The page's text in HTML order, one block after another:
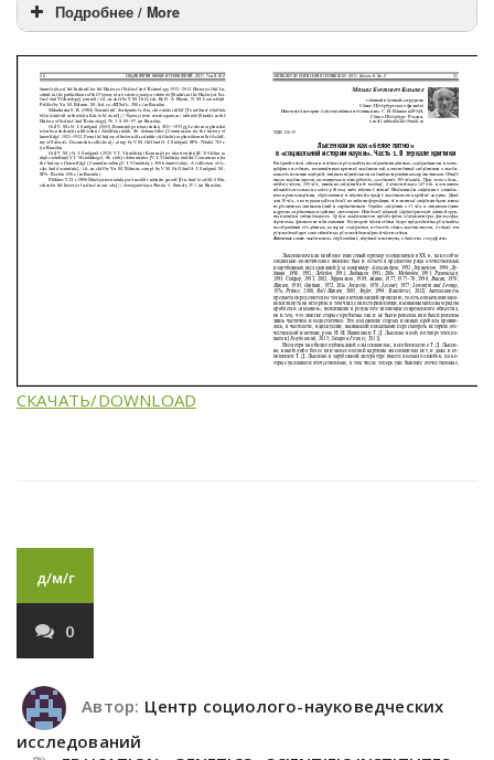
Подробнее / More
СКАЧАТЬ/DOWNLOAD
д/м/г
0
Автор: Центр социолого-науковедческих
исследований